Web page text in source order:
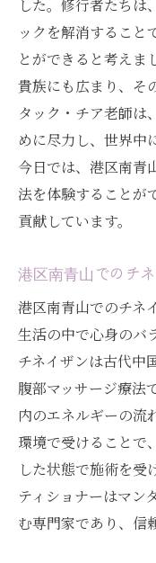
チネイザ
れる効果
古代の智
か
港区南青
ゼーション
心と体を
力
青山のセラピー
るか
港区南青
容
現代医学
チネイザ
南青山で
チネイザ
ストレス解消
した。修行者たちは
ックを解消すること
とができると考えま
貴族にも広まり、そ
タック・チア老師は
めに尽力し、世界中
今日では、港区南青
法を体験することが
貢献しています。
港区南青山でのチ
港区南青山でのチネ
生活の中で心身のバ
チネイザンは古代中
腹部マッサージ療法
内のエネルギーの流
環境で受けることで
した状態で施術を受
ティショナーはマン
む専門家であり、信